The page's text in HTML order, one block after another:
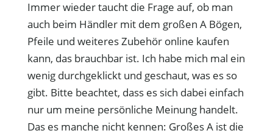
Immer wieder taucht die Frage auf, ob man
auch beim Händler mit dem großen A Bögen,
Pfeile und weiteres Zubehör online kaufen
kann, das brauchbar ist. Ich habe mich mal ein
wenig durchgeklickt und geschaut, was es so
gibt. Bitte beachtet, dass es sich dabei einfach
nur um meine persönliche Meinung handelt.
Das es manche nicht kennen: Großes A ist die